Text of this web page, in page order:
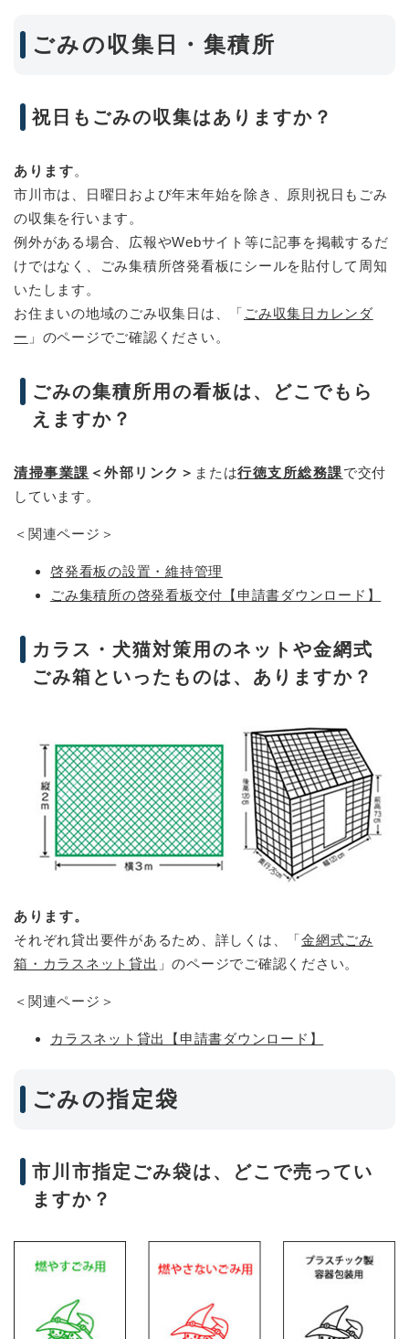
ごみの収集日・集積所
祝日もごみの収集はありますか？
あります。
市川市は、日曜日および年末年始を除き、原則祝日もごみ
の収集を行います。
例外がある場合、広報やWebサイト等に記事を掲載するだ
けではなく、ごみ集積所啓発看板にシールを貼付して周知
いたします。
お住まいの地域のごみ収集日は、「 ごみ収集日カレンダ
ー 」のページでご確認ください。
ごみの集積所用の看板は、どこでもら
えますか？
清掃事業課 ＜外部リンク＞ または行徳支所総務課で交付
しています。
＜関連ページ＞
啓発看板の設置・維持管理
ごみ集積所の啓発看板交付【申請書ダウンロード】
カラス・犬猫対策用のネットや金網式
ごみ箱といったものは、ありますか？
あります。
それぞれ貸出要件があるため、詳しくは、「金網式ごみ
箱・カラスネット貸出 」のページでご確認ください。
＜関連ページ＞
カラスネット貸出【申請書ダウンロード】
ごみの指定袋
市川市指定ごみ袋は、どこで売ってい
ますか？